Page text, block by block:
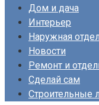
Дом и дача
Интерьер
Наружная
Новости
Ремонт и
Сделай сам
Строительные